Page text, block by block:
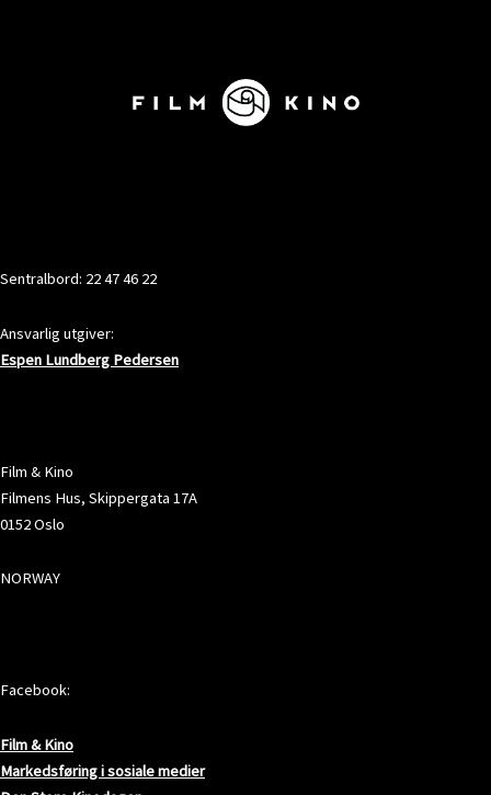
Sentralbord: 22 47 46 22
Ansvarlig utgiver:
Espen Lundberg Pedersen
Film & Kino
Filmens Hus, Skippergata 17A
0152 Oslo
NORWAY
Facebook:
Film & Kino
Markedsføring i sosiale medier